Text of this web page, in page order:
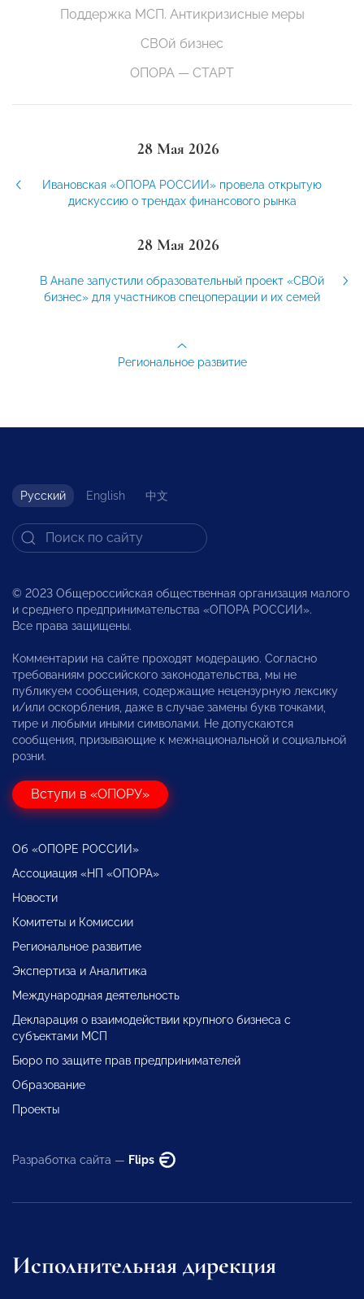
Поддержка МСП. Антикризисные меры
СВОй бизнес
ОПОРА — СТАРТ
28 Мая 2026
Ивановская «ОПОРА РОССИИ» провела открытую
дискуссию о трендах финансового рынка
28 Мая 2026
В Анапе запустили образовательный проект «СВОй
бизнес» для участников спецоперации и их семей
Региональное развитие
Русский English 中文
© 2023 Общероссийская общественная организация малого
и среднего предпринимательства «ОПОРА РОССИИ».
Все права защищены.
Комментарии на сайте проходят модерацию. Согласно
требованиям российского законодательства, мы не
публикуем сообщения, содержащие нецензурную лексику
и/или оскорбления, даже в случае замены букв точками,
тире и любыми иными символами. Не допускаются
сообщения, призывающие к межнациональной и социальной
розни.
Вступи в «ОПОРУ»
Об «ОПОРЕ РОССИИ»
Ассоциация «НП «ОПОРА»
Новости
Комитеты и Комиссии
Региональное развитие
Экспертиза и Аналитика
Международная деятельность
Декларация о взаимодействии крупного бизнеса с
субъектами МСП
Бюро по защите прав предпринимателей
Образование
Проекты
Разработка сайта — Flips
Исполнительная дирекция